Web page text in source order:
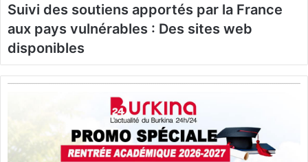
Suivi des soutiens apportés par la France
aux pays vulnérables : Des sites web
disponibles